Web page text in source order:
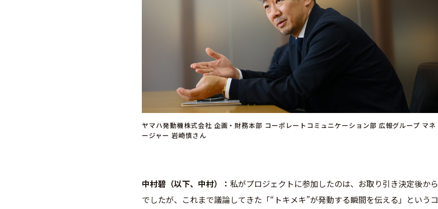
ヤマハ発動機株式会社 企画・財務本部 コーポレートコミュニケーション部 広報グループ マネ
ージャー 岩崎慎さん
中村碧（以下、中村）
私がプロジェクトに参加したのは、お取り引き決定後から
でしたが、 これまで議論してきた「“トキメキ”が発動する瞬間を伝える」というコ